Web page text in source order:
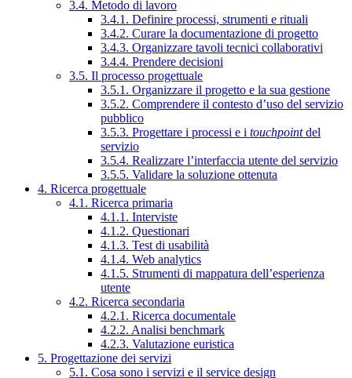
3.4. Metodo di lavoro
3.4.1. Definire processi, strumenti e rituali
3.4.2. Curare la documentazione di progetto
3.4.3. Organizzare tavoli tecnici collaborativi
3.4.4. Prendere decisioni
3.5. Il processo progettuale
3.5.1. Organizzare il progetto e la sua gestione
3.5.2. Comprendere il contesto d’uso del servizio
pubblico
3.5.3. Progettare i processi e i touchpointdel
servizio
3.5.4. Realizzare l’interfaccia utente del servizio
3.5.5. Validare la soluzione ottenuta
4. Ricerca progettuale
4.1. Ricerca primaria
4.1.1. Interviste
4.1.2. Questionari
4.1.3. Test di usabilità
4.1.4. Web analytics
4.1.5. Strumenti di mappatura dell’esperienza
utente
4.2. Ricerca secondaria
4.2.1. Ricerca documentale
4.2.2. Analisi benchmark
4.2.3. Valutazione euristica
5. Progettazione dei servizi
5.1. Cosa sono i servizi e il service design